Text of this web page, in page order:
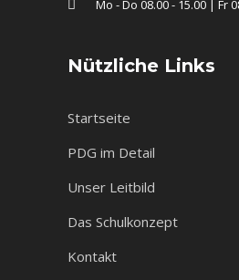
Mo - Do 08.00 - 15.00 | Fr
Nützliche Links
Startseite
PDG im Detail
Unser Leitbild
Das Schulkonzept
Kontakt